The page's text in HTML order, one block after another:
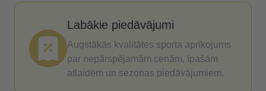
Labākie piedāvājumi
Augstākās kvalitātes sporta aprīkojums
par nepārspējamām cenām, īpašām
atlaidēm un sezonas piedāvājumiem.